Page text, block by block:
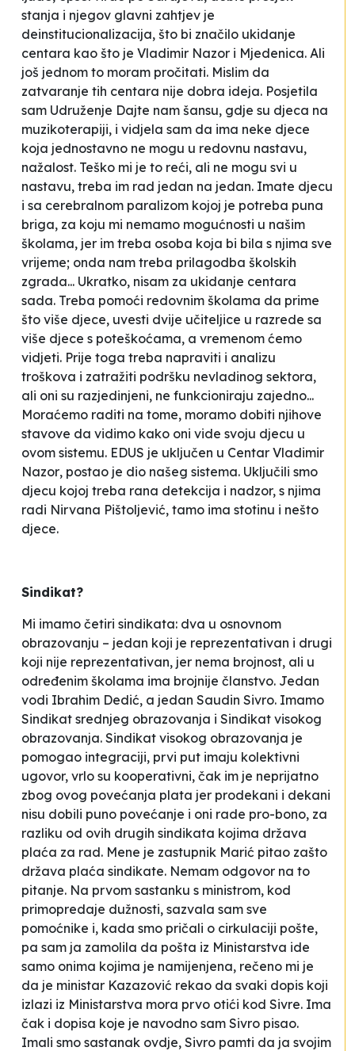
stanja i njegov glavni zahtjev je
deinstitucionalizacija, što bi značilo ukidanje
centara kao što je Vladimir Nazor i Mjedenica. Ali
još jednom to moram pročitati. Mislim da
zatvaranje tih centara nije dobra ideja. Posjetila
sam Udruženje Dajte nam šansu, gdje su djeca na
muzikoterapiji, i vidjela sam da ima neke djece
koja jednostavno ne mogu u redovnu nastavu,
nažalost. Teško mi je to reći, ali ne mogu svi u
nastavu, treba im rad jedan na jedan. Imate djecu
i sa cerebralnom paralizom kojoj je potreba puna
briga, za koju mi nemamo mogućnosti u našim
školama, jer im treba osoba koja bi bila s njima sve
vrijeme; onda nam treba prilagodba školskih
zgrada... Ukratko, nisam za ukidanje centara
sada. Treba pomoći redovnim školama da prime
što više djece, uvesti dvije učiteljice u razrede sa
više djece s poteškoćama, a vremenom ćemo
vidjeti. Prije toga treba napraviti i analizu
troškova i zatražiti podršku nevladinog sektora,
ali oni su razjedinjeni, ne funkcioniraju zajedno...
Moraćemo raditi na tome, moramo dobiti njihove
stavove da vidimo kako oni vide svoju djecu u
ovom sistemu. EDUS je uključen u Centar Vladimir
Nazor, postao je dio našeg sistema. Uključili smo
djecu kojoj treba rana detekcija i nadzor, s njima
radi Nirvana Pištoljević, tamo ima stotinu i nešto
djece.
Sindikat?
Mi imamo četiri sindikata: dva u osnovnom
obrazovanju – jedan koji je reprezentativan i drugi
koji nije reprezentativan, jer nema brojnost, ali u
određenim školama ima brojnije članstvo. Jedan
vodi Ibrahim Dedić, a jedan Saudin Sivro. Imamo
Sindikat srednjeg obrazovanja i Sindikat visokog
obrazovanja. Sindikat visokog obrazovanja je
pomogao integraciji, prvi put imaju kolektivni
ugovor, vrlo su kooperativni, čak im je neprijatno
zbog ovog povećanja plata jer prodekani i dekani
nisu dobili puno povećanje i oni rade pro-bono, za
razliku od ovih drugih sindikata kojima država
plaća za rad. Mene je zastupnik Marić pitao zašto
država plaća sindikate. Nemam odgovor na to
pitanje. Na prvom sastanku s ministrom, kod
primopredaje dužnosti, sazvala sam sve
pomoćnike i, kada smo pričali o cirkulaciji pošte,
pa sam ja zamolila da pošta iz Ministarstva ide
samo onima kojima je namijenjena, rečeno mi je
da je ministar Kazazović rekao da svaki dopis koji
izlazi iz Ministarstva mora prvo otići kod Sivre. Ima
čak i dopisa koje je navodno sam Sivro pisao.
Imali smo sastanak ovdje, Sivro pamti da ja svojim